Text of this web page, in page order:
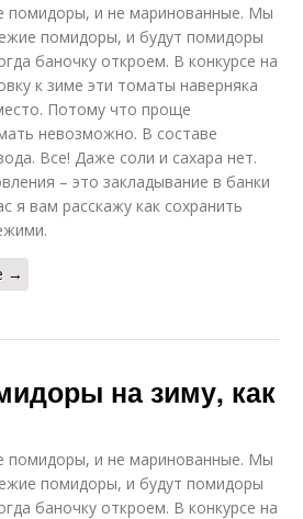
помидоры, и не маринованные. Мы
помидоры, и будут помидоры
баночку откроем. В конкурсе на
к зиме эти томаты наверняка
Потому что проще
невозможно. В составе
Все! Даже соли и сахара нет.
– это закладывание в банки
я вам расскажу как сохранить
→
на зиму, как
помидоры, и не маринованные. Мы
помидоры, и будут помидоры
баночку откроем. В конкурсе на